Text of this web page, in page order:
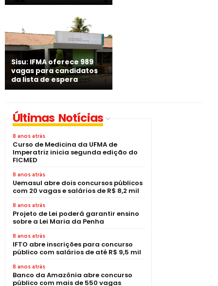
Sisu: IFMA oferece 989
vagas para candidatos
da lista de espera
Últimas Notícias
8 anos atrás
Curso de Medicina da UFMA de
Imperatriz inicia segunda edição do
FICMED
8 anos atrás
Uemasul abre dois concursos públicos
com 20 vagas e salários de R$ 8,2 mil
8 anos atrás
Projeto de Lei poderá garantir ensino
sobre a Lei Maria da Penha
8 anos atrás
IFTO abre inscrições para concurso
público com salários de até R$ 9,5 mil
8 anos atrás
Banco da Amazônia abre concurso
público com mais de 550 vagas